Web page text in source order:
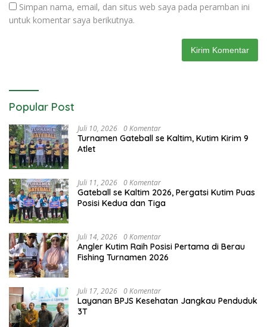
Simpan nama, email, dan situs web saya pada peramban ini
untuk komentar saya berikutnya.
Popular Post
Juli 10, 2026 0 Komentar
Turnamen Gateball se Kaltim, Kutim Kirim 9
Atlet
Juli 11, 2026 0 Komentar
Gateball se Kaltim 2026, Pergatsi Kutim Puas
Posisi Kedua dan Tiga
Juli 14, 2026 0 Komentar
Angler Kutim Raih Posisi Pertama di Berau
Fishing Turnamen 2026
Juli 17, 2026 0 Komentar
Layanan BPJS Kesehatan Jangkau Penduduk
3T